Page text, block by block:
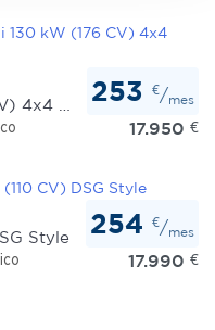
en la Declaración
para personalizar
funciones de redes
del sitio web con
publicidad y análisis
otra información
hayan recopilado a
17.950 €
253 €/mes
Style
17.990 €
254 €/mes